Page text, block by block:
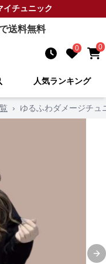
イチュニック
送料無料
0 0
人気ランキング
› ゆるふわダメージチュ